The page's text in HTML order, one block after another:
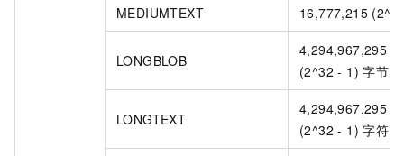
MEDIUMTEXT 16,777,215
LONGBLOB
4,294,967,295
(2^32 - 1) 字节
LONGTEXT
4,294,967,295
(2^32 - 1) 字符